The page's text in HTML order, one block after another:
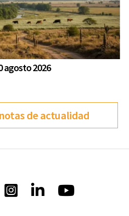
agosto 2026
de actualidad